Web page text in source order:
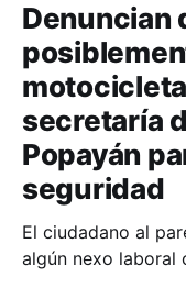
Denuncian
secretaría
Popayán
seguridad
El ciudadano al
algún nexo laboral